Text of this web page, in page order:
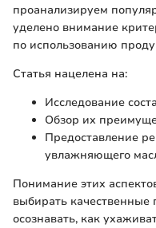
проанализируем
уделено внимание
по использованию
Статья нацелена на:
Исследование
Обзор их
Предоставление
увлажняющего
Понимание этих
выбирать
осознавать, как